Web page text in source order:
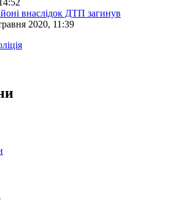
внаслідок ДТП загинув
2020, 11:39